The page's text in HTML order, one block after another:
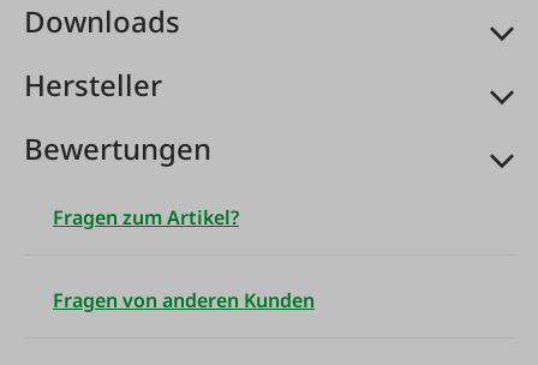
Downloads
Hersteller
Bewertungen
Fragen zum Artikel?
Fragen von anderen Kunden